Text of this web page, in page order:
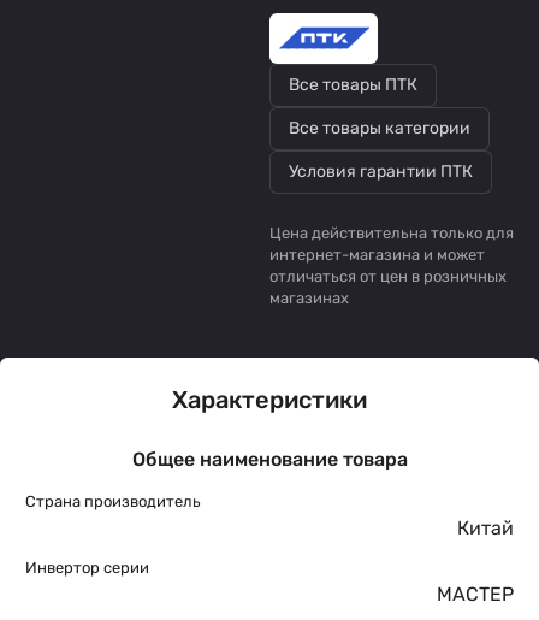
Все товары ПТК
Все товары категории
Условия гарантии ПТК
Цена действительна только для
интернет-магазина и может
отличаться от цен в розничных
магазинах
Характеристики
Общее наименование товара
Страна производитель
Китай
Инвертор серии
МАСТЕР